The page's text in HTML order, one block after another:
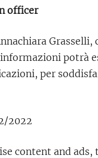
officer
potrà
per
2022
content and